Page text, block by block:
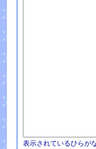
表示されているひらが